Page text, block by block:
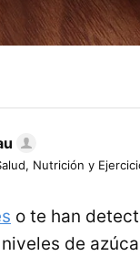
Nutrición y
o te han
de